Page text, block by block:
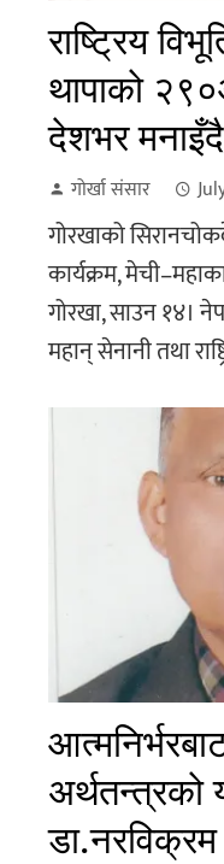
राष्ट्रिय
थापाको
देशभर मनाइँदै
गोर्खा संसार
गोरखाको
कार्यक्रम,
गोरखा, साउन १४।
महान् सेनानी तथा
अर्थतन्त्रको
डा.नरविक्रम